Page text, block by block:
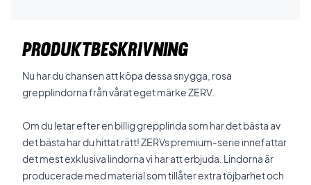
PRODUKTBESKRIVNING
Nu har du chansen att köpa dessa snygga, rosa
grepplindorna från vårat eget märke ZERV.
Om du letar efter en billig grepplinda som har det bästa av
det bästa har du hittat rätt! ZERVs premium-serie innefattar
det mest exklusiva lindorna vi har att erbjuda. Lindorna är
producerade med material som tillåter extra töjbarhet och